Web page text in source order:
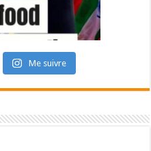
Me suivre